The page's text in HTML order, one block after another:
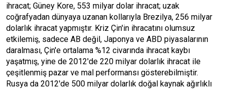
ihracat; Güney Kore, 553 milyar dolar ihracat; uzak
coğrafyadan dünyaya uzanan kollarıyla Brezilya, 256 milyar
dolarlık ihracat yapmıştır. Kriz Çin'in ihracatını olumsuz
etkilemiş, sadece AB değil, Japonya ve ABD piyasalarının
daralması, Çin'e ortalama %12 civarında ihracat kaybı
yaşatmış, yine de 2012'de 220 milyar dolarlık ihracat ile
çeşitlenmiş pazar ve mal performansı gösterebilmiştir.
Rusya da 2012'de 500 milyar dolarlık doğal kaynak ağırlıklı